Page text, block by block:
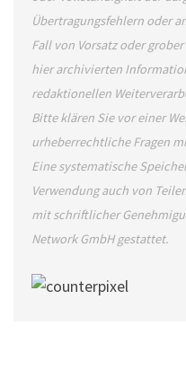
Übertragungsfehlern oder
Fall von Vorsatz oder
hier archivierten
redaktionellen
Bitte klären Sie vor einer
urheberrechtliche Fragen
Eine systematische
Verwendung auch von
mit schriftlicher
Network GmbH gestattet.